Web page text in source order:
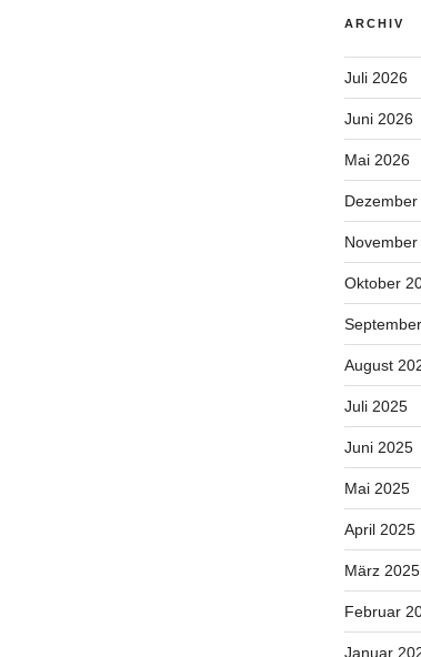
ARCHIV
Juli 2026
Juni 2026
Mai 2026
Oktober
August
Juli 2025
Juni 2025
Mai 2025
April 2025
März 2025
Februar
Januar